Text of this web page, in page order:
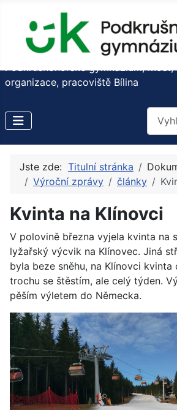
organizace, pracoviště Bílina
Hledat
Jste zde: Titulní stránka
Výroční zprávy
články
Kvinta na Klínovci
V polovině března vyjela kvinta na
lyžařský výcvik na Klínovec. Jiná
byla beze sněhu, na Klínovci kvinta
trochu se štěstím, ale celý týden.
pěším výletem do Německa.